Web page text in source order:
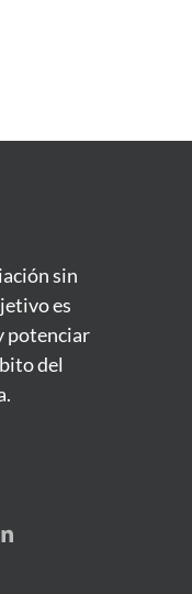
sin
es
potenciar
del